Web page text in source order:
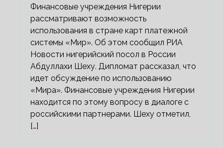
Финансовые учреждения Нигерии
рассматривают возможность
использования в стране карт платежной
системы «Мир». Об этом сообщил РИА
Новости нигерийский посол в России
Абдуллахи Шеху. Дипломат рассказал, что
идет обсуждение по использованию
«Мира». Финансовые учреждения Нигерии
находится по этому вопросу в диалоге с
российскими партнерами. Шеху отметил,
[…]